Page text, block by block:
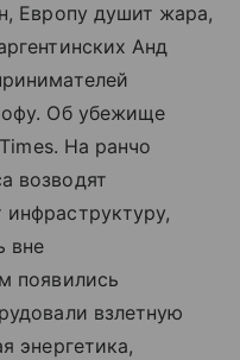
Европу душит жара,
Анд
Об убежище
На ранчо
возводят
вне
появились
взлетную
энергетика,